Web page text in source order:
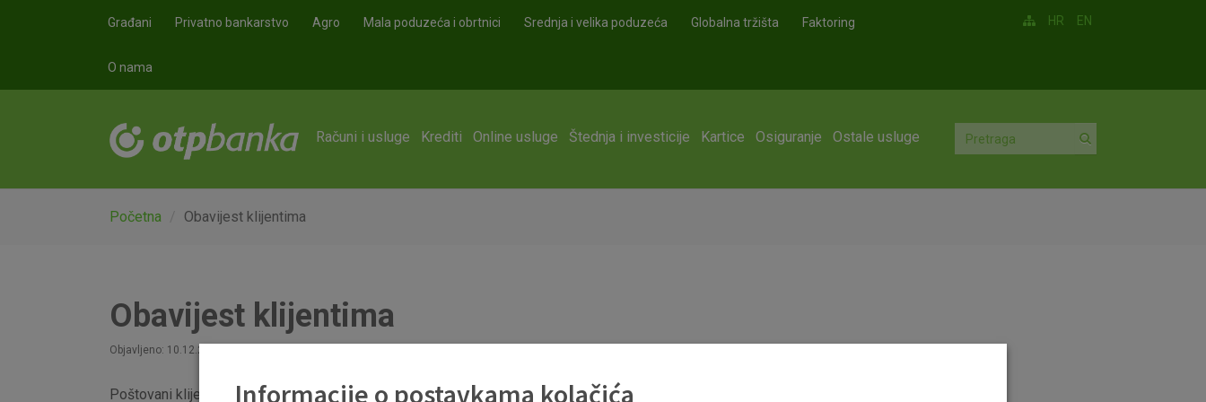
Građani Privatno bankarstvo Agro Mala poduzeća i obrtnici Srednja i velika poduzeća Globalna tržišta Faktoring
O nama
HR EN
Računi i usluge Krediti Online usluge Štednja i investicije Kartice Osiguranje Ostale usluge
Početna Obavijest klijentima
Obavijest klijentima
Objavljeno: 10.12.2021
Poštovani klijenti,
Informacije o postavkama kolačića